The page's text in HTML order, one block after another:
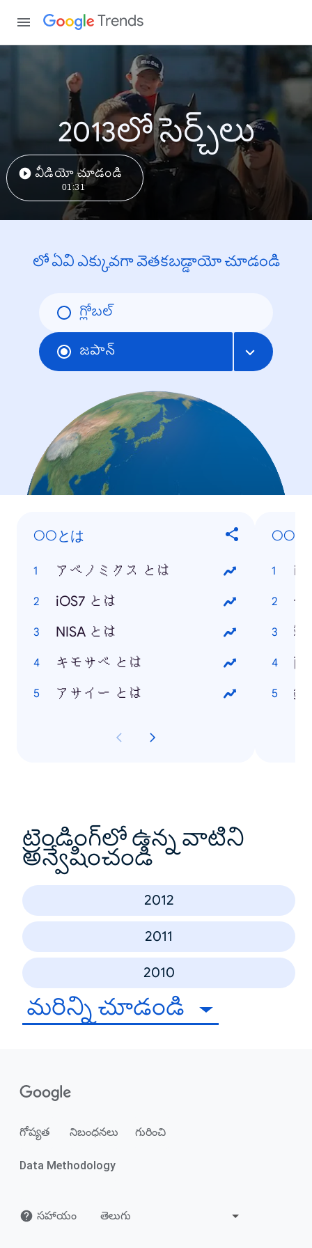
Trends
2013లో సెర్చ్‌లు
వీడియో చూడండి
01:31
లో ఏవి ఎక్కువగా వెతకబడ్డాయో చూడండి
గ్లోబల్
జపాన్
○○とは
アベノミクス とは
iOS7 とは
NISA とは
キモサベ とは
アサイー とは
○○は
七
寝
南
鏡
ట్రెండింగ్‌లో ఉన్న వాటిని
అన్వేషించండి
2012
2011
2010
మరిన్ని చూడండి
గోప్యత నిబంధనలు గురించి
Data Methodology
సహాయం